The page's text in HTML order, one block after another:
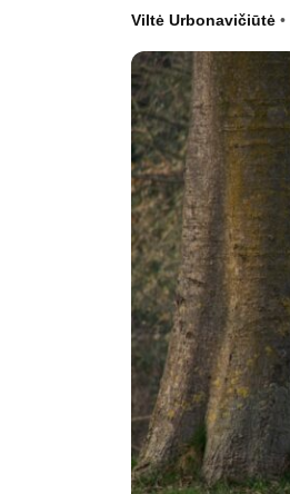
Namai ir interjeras
Viltė Urbonavičiūtė •